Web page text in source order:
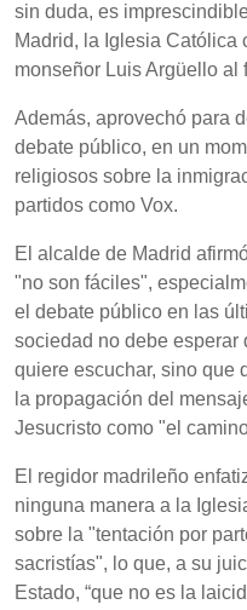
sin duda, es
Madrid, la Iglesia
monseñor Luis Argüello al
Además, aprovechó para
debate público, en un
religiosos sobre la
partidos como Vox.
El alcalde de Madrid
"no son fáciles",
el debate público en las
sociedad no debe
quiere escuchar, sino que
la propagación del
Jesucristo como "el
El regidor madrileño
ninguna manera a la
sobre la "tentación por
sacristías", lo que, a su
Estado, “que no es la